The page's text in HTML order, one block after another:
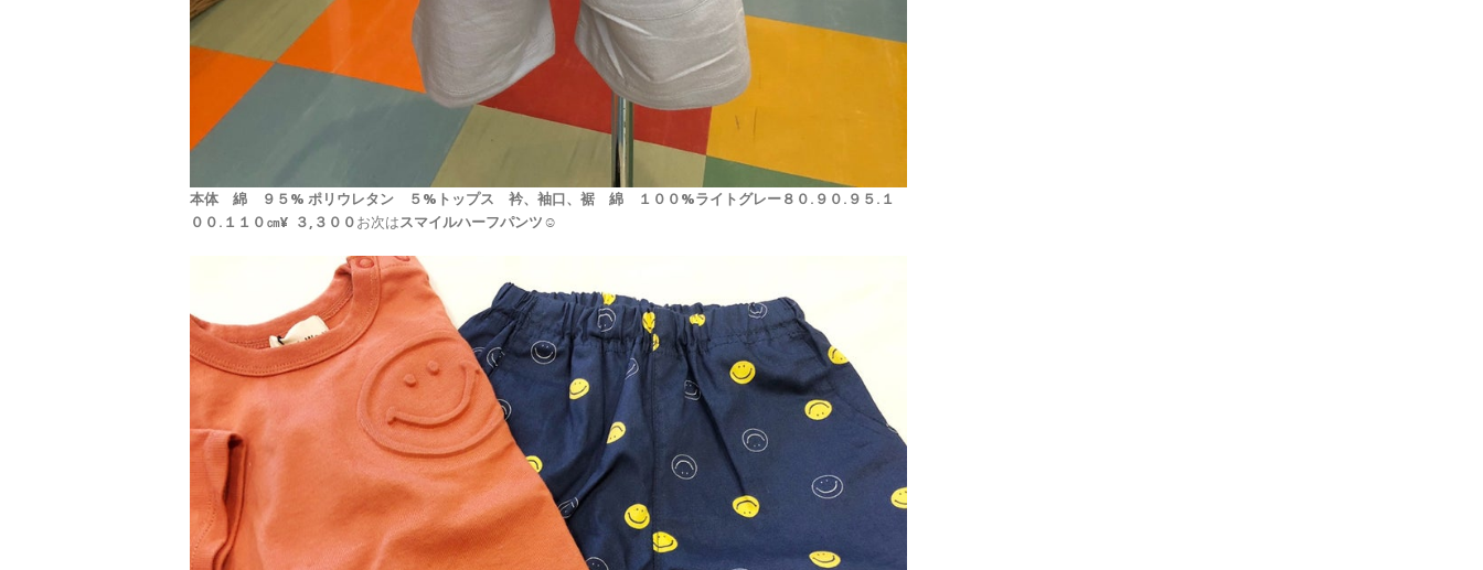
本体 綿 ９５% ポリウレタン ５% トップス 衿、袖口、裾 綿 １００%ライトグレー８０.９０.９５.１
００.１１０㎝¥ ３,３００お次はスマイルハーフパンツ☺︎